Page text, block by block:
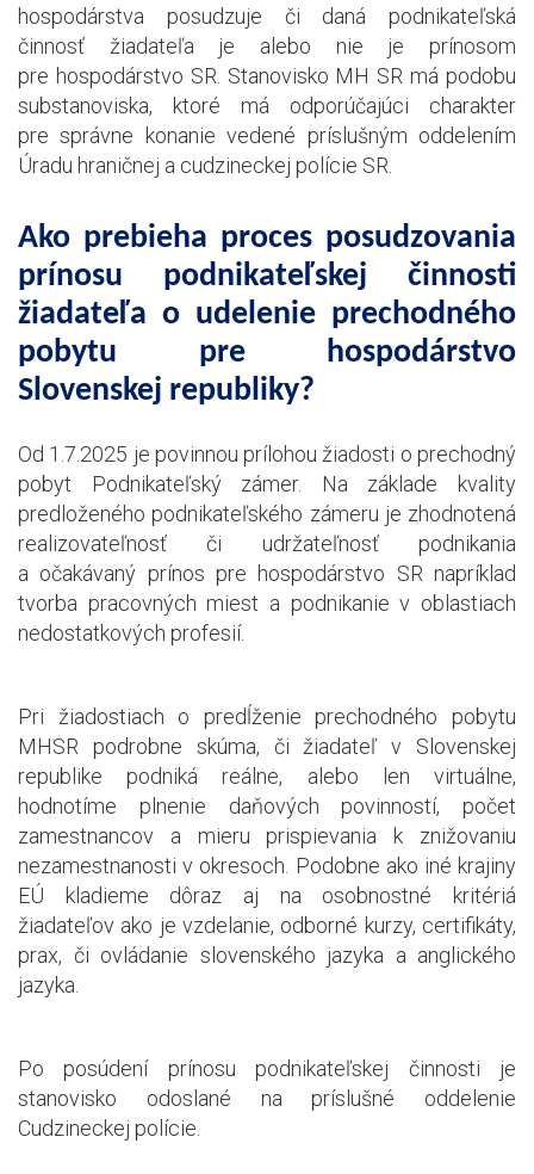
hospodárstva posudzuje či daná podnikateľská
činnosť žiadateľa je alebo nie je prínosom
pre hospodárstvo SR. Stanovisko MH SR má podobu
substanoviska, ktoré má odporúčajúci charakter
pre správne konanie vedené príslušným oddelením
Úradu hraničnej a cudzineckej polície SR.
Ako prebieha proces posudzovania
prínosu podnikateľskej činnosti
žiadateľa o udelenie prechodného
pobytu pre hospodárstvo
Slovenskej republiky?
Od 1.7.2025 je povinnou prílohou žiadosti o prechodný
pobyt Podnikateľský zámer. Na základe kvality
predloženého podnikateľského zámeru je zhodnotená
realizovateľnosť či udržateľnosť podnikania
a očakávaný prínos pre hospodárstvo SR napríklad
tvorba pracovných miest a podnikanie v oblastiach
nedostatkových profesií.
Pri žiadostiach o predĺženie prechodného pobytu
MHSR podrobne skúma, či žiadateľ v Slovenskej
republike podniká reálne, alebo len virtuálne,
hodnotíme plnenie daňových povinností, počet
zamestnancov a mieru prispievania k znižovaniu
nezamestnanosti v okresoch. Podobne ako iné krajiny
EÚ kladieme dôraz aj na osobnostné kritériá
žiadateľov ako je vzdelanie, odborné kurzy, certifikáty,
prax, či ovládanie slovenského jazyka a anglického
jazyka.
Po posúdení prínosu podnikateľskej činnosti je
stanovisko odoslané na príslušné oddelenie
Cudzineckej polície.